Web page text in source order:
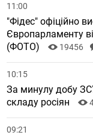
11:00
"Фідес" офіційно
Європарламенту
(ФОТО)
19456
10:15
За минулу добу
складу росіян
09:21